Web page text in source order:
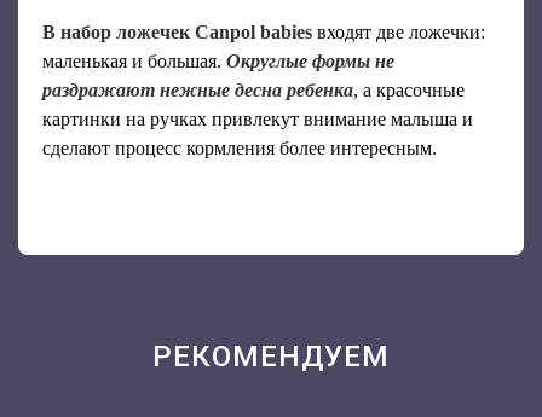
В набор ложечек Canpol babies входят две ложечки:
маленькая и большая. Округлые формы не
раздражают нежные десна ребенка, а красочные
картинки на ручках привлекут внимание малыша и
сделают процесс кормления более интересным.
РЕКОМЕНДУЕМ